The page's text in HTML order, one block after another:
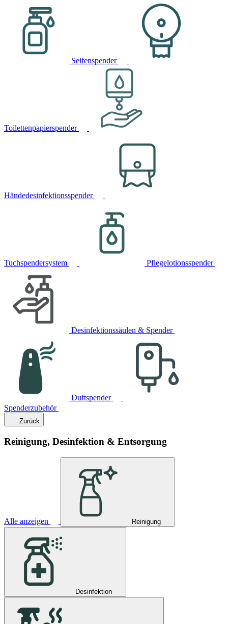
Seifenspender
Toilettenpapierspender
Händedesinfektionsspender
Tuchspendersystem Pflegelotionsspender
Desinfektionssäulen & Spender
Duftspender
Spenderzubehör
Zurück
Reinigung, Desinfektion & Entsorgung
Alle anzeigen Reinigung
Desinfektion